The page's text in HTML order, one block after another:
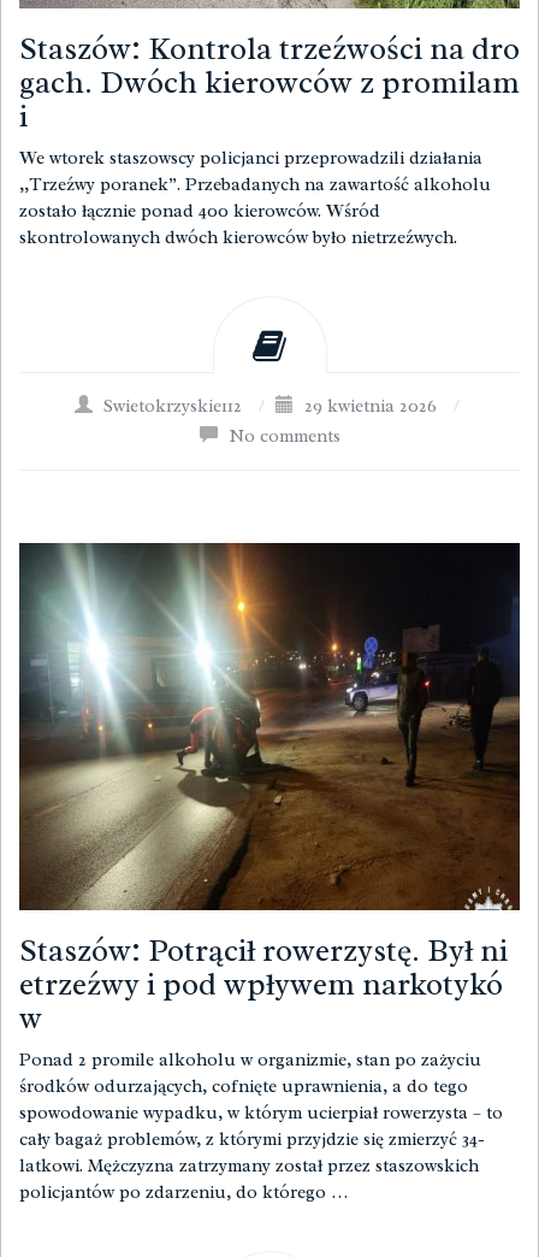
Staszów: Kontrola trzeźwości na dro
gach. Dwóch kierowców z promilam
i
We wtorek staszowscy policjanci przeprowadzili działania
,,Trzeźwy poranek”. Przebadanych na zawartość alkoholu
zostało łącznie ponad 400 kierowców. Wśród
skontrolowanych dwóch kierowców było nietrzeźwych.
Swietokrzyskie112 / 29 kwietnia 2026
/
No comments
Staszów: Potrącił rowerzystę. Był ni
etrzeźwy i pod wpływem narkotykó
w
Ponad 2 promile alkoholu w organizmie, stan po zażyciu
środków odurzających, cofnięte uprawnienia, a do tego
spowodowanie wypadku, w którym ucierpiał rowerzysta – to
cały bagaż problemów, z którymi przyjdzie się zmierzyć 34-
latkowi. Mężczyzna zatrzymany został przez staszowskich
policjantów po zdarzeniu, do którego …